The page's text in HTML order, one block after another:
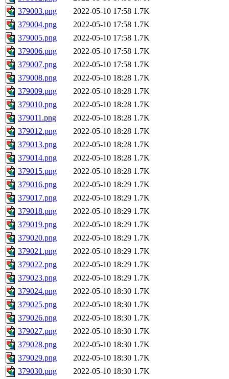
379003.png
2022-05-10 17:58 1.7K
379004.png
2022-05-10 17:58 1.7K
379005.png
2022-05-10 17:58 1.7K
379006.png
2022-05-10 17:58 1.7K
379007.png
2022-05-10 17:58 1.7K
379008.png
2022-05-10 18:28 1.7K
379009.png
2022-05-10 18:28 1.7K
379010.png
2022-05-10 18:28 1.7K
379011.png
2022-05-10 18:28 1.7K
379012.png
2022-05-10 18:28 1.7K
379013.png
2022-05-10 18:28 1.7K
379014.png
2022-05-10 18:28 1.7K
379015.png
2022-05-10 18:28 1.7K
379016.png
2022-05-10 18:29 1.7K
379017.png
2022-05-10 18:29 1.7K
379018.png
2022-05-10 18:29 1.7K
379019.png
2022-05-10 18:29 1.7K
379020.png
2022-05-10 18:29 1.7K
379021.png
2022-05-10 18:29 1.7K
379022.png
2022-05-10 18:29 1.7K
379023.png
2022-05-10 18:29 1.7K
379024.png
2022-05-10 18:30 1.7K
379025.png
2022-05-10 18:30 1.7K
379026.png
2022-05-10 18:30 1.7K
379027.png
2022-05-10 18:30 1.7K
379028.png
2022-05-10 18:30 1.7K
379029.png
2022-05-10 18:30 1.7K
379030.png
2022-05-10 18:30 1.7K